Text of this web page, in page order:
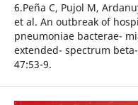
6.Peña C, Pujol M,
et al. An outbreak of
pneumoniae bacterae-
extended- spectrum
47:53-9.